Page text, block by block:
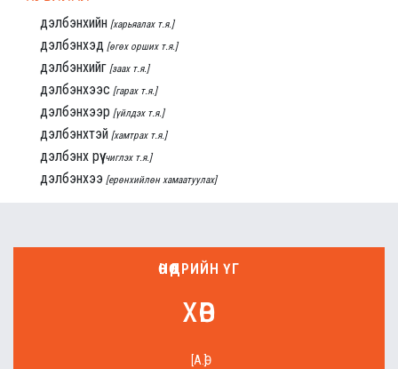
дэлбэнхийн [харьяалах т.я.]
дэлбэнхэд [өгөх орших т.я.]
дэлбэнхийг [заах т.я.]
дэлбэнхээс [гарах т.я.]
дэлбэнхээр [үйлдэх т.я.]
дэлбэнхтэй [хамтрах т.я.]
дэлбэнх рүү [чиглэх т.я.]
дэлбэнхээ [ерөнхийлөн хамаатуулах]
ӨНӨӨДРИЙН ҮГ
хөв
[А.Ө]